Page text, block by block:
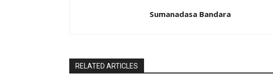
Sumanadasa Bandara
RELATED ARTICLES